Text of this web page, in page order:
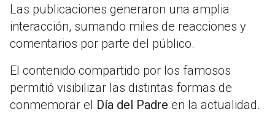
Las publicaciones generaron una amplia
interacción, sumando miles de reacciones y
comentarios por parte del público.
El contenido compartido por los famosos
permitió visibilizar las distintas formas de
conmemorar el Día del Padre en la actualidad.